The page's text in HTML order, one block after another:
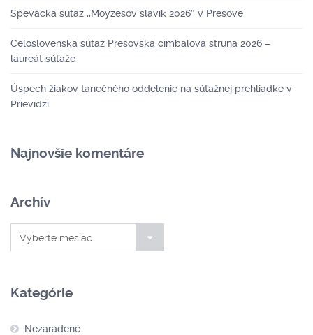
Spevácka súťaž ,,Moyzesov slávik 2026″ v Prešove
Celoslovenská súťaž Prešovská cimbalová struna 2026 –
laureát súťaže
Úspech žiakov tanečného oddelenie na súťažnej prehliadke v
Prievidzi
Najnovšie komentáre
Archív
Vyberte mesiac
Kategórie
Nezaradené